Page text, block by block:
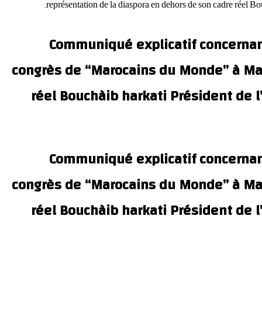
représentation de la diaspora en dehors de son cadre réel
Communiqué explicatif
congrès de “Marocains du Monde” à
réel Bouchàib harkati Président de
Communiqué explicatif
congrès de “Marocains du Monde” à
réel Bouchàib harkati Président de